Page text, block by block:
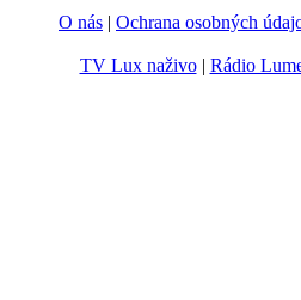
O nás | Ochrana osobných
TV Lux naživo| Rádio